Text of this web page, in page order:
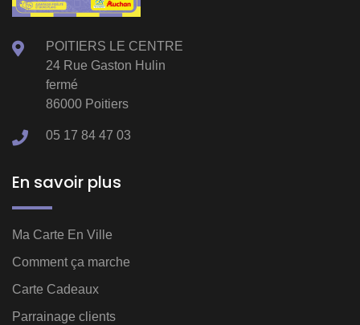
POITIERS LE CENTRE
24 Rue Gaston Hulin
fermé
86000 Poitiers
05 17 84 47 03
En savoir plus
Ma Carte En Ville
Comment ça marche
Carte Cadeaux
Parrainage clients